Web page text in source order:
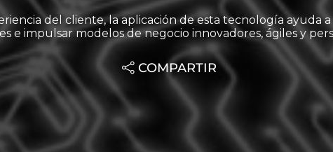
del cliente, la aplicación de esta tecnología ayuda
e impulsar modelos de negocio innovadores, ágiles y
COMPARTIR